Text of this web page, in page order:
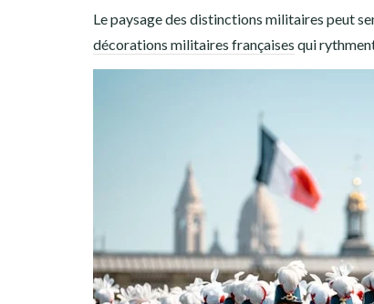
Le paysage des distinctions militaires peut
décorations militaires françaises qui